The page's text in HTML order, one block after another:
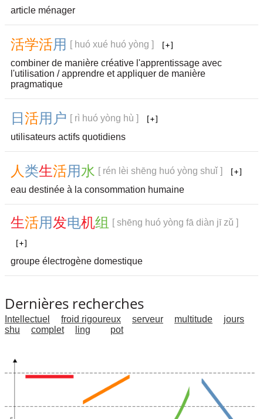
article ménager
活学活用
[ huó xué huó yòng ]
combiner de manière créative l'apprentissage avec
l'utilisation / apprendre et appliquer de manière
pragmatique
日 活用 户 [ rì huó yòng hù ]
utilisateurs actifs quotidiens
人 类生活用水 [ rén lèi shēng huó yòng shuǐ ]
eau destinée à la consommation humaine
生活用发电机组 [ shēng huó yòng fā diàn jī zǔ ]
groupe électrogène domestique
Dernières recherches
Intellectuel froid rigoureux serveur multitude
jours
shu
complet ling pot